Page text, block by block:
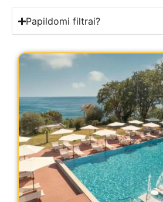
Papildomi filtrai?